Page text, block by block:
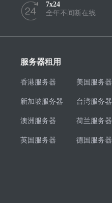
7x24
全年不间断在线
服务器租用
香港服务器 美国服务器
新加坡服务器 台湾服务器
澳洲服务器 荷兰服务器
英国服务器 德国服务器